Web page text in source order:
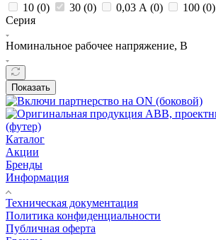
10 (0) 30 (0) 0,03 А (0) 100 (0)
Серия
Номинальное рабочее напряжение, В
Показать
Каталог
Акции
Бренды
Информация
Техническая документация
Политика конфиденциальности
Публичная оферта